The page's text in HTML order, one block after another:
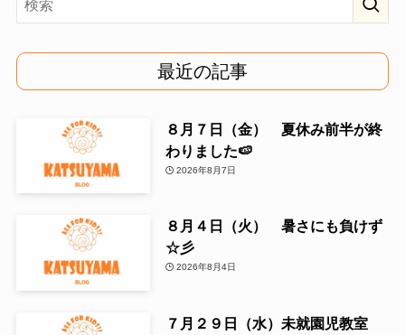
最近の記事
８月７日（金） 夏休み前半が終
わりました🍉
2026年8月7日
８月４日（火） 暑さにも負けず
☆彡
2026年8月4日
７月２９日（水）未就園児教室